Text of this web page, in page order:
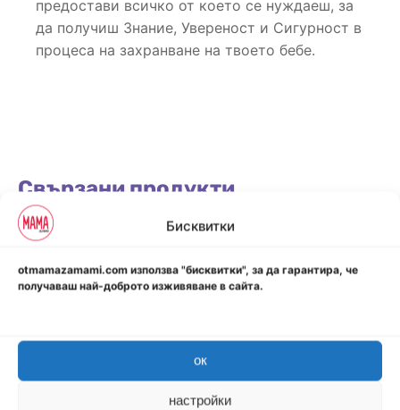
Бисквитки
otmamazamami.com използва "бисквитки", за да гарантира, че
получаваш най-доброто изживяване в сайта.
ок
настройки
предостави всичко от което се нуждаеш, за
да получиш Знание, Увереност и Сигурност в
процеса на захранване на твоето бебе.
Свързани продукти